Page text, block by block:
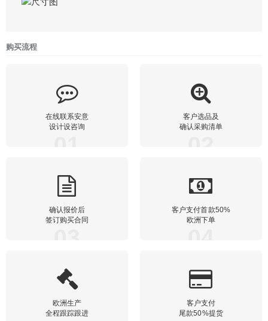
购买流程
在线联系安意
设计设咨询
客户选品及
确认采购清单
确认报价后
签订购买合同
客户支付首款50%
欧洲下单
欧洲生产
全程跟踪跟进
客户支付
尾款50%提货